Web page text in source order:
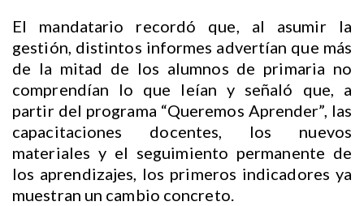
El mandatario recordó que, al asumir la
gestión, distintos informes advertían que más
de la mitad de los alumnos de primaria no
comprendían lo que leían y señaló que, a
partir del programa “Queremos Aprender”, las
capacitaciones docentes, los nuevos
materiales y el seguimiento permanente de
los aprendizajes, los primeros indicadores ya
muestran un cambio concreto.